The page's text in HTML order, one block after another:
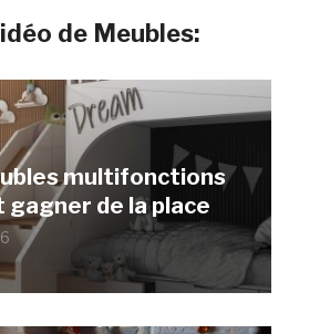
de Meubles:
multifonctions
gagner de la place